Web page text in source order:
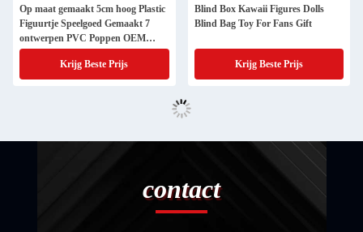
Op maat gemaakt 5cm hoog Plastic
Figuurtje Speelgoed Gemaakt 7
ontwerpen PVC Poppen OEM
Schattige Dieren Voor Kind
Krijg Beste Prijs
Blind Box Kawaii Figures Dolls
Blind Bag Toy For Fans Gift
Krijg Beste Prijs
contact